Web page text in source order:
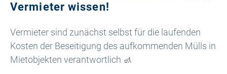
Vermieter wissen!
Vermieter sind zunächst selbst für die laufenden
Kosten der Beseitigung des aufkommenden Mülls in
Mietobjekten verantwortlich 🚮